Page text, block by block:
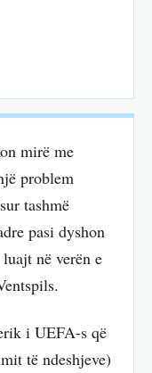
mirë me
problem
tashmë
pasi dyshon
në verën e
i UEFA-s që
të ndeshjeve)